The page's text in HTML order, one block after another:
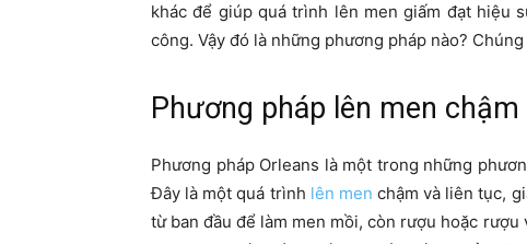
khác để giúp quá trình lên men giấm đạt hiệu
công. Vậy đó là những phương pháp nào?
Phương pháp lên men
Phương pháp Orleans là một trong những
Đây là một quá trình lên men chậm và liên tục,
từ ban đầu để làm men mồi, còn rượu hoặc